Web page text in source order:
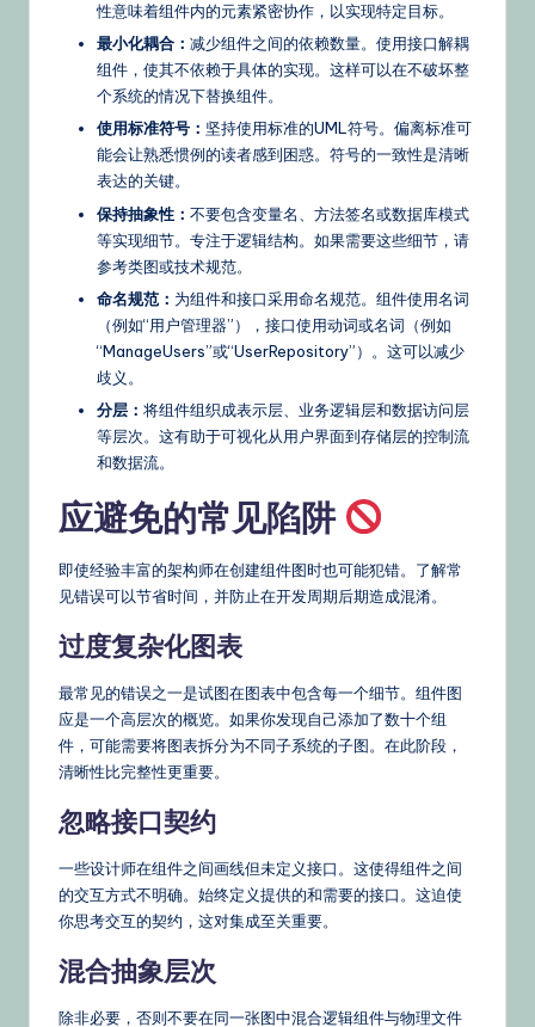
性意味着组件内的元素紧密协作，以实现特定目标。
最小化耦合： 减少组件之间的依赖数量。使用接口解耦
组件，使其不依赖于具体的实现。这样可以在不破坏整
个系统的情况下替换组件。
使用标准符号： 坚持使用标准的UML符号。偏离标准可
能会让熟悉惯例的读者感到困惑。符号的一致性是清晰
表达的关键。
保持抽象性： 不要包含变量名、方法签名或数据库模式
等实现细节。专注于逻辑结构。如果需要这些细节，请
参考类图或技术规范。
命名规范： 为组件和接口采用命名规范。组件使用名词
（例如“用户管理器”），接口使用动词或名词（例如
“ManageUsers”或“UserRepository”）。这可以减少
歧义。
分层： 将组件组织成表示层、业务逻辑层和数据访问层
等层次。这有助于可视化从用户界面到存储层的控制流
和数据流。
应避免的常见陷阱
即使经验丰富的架构师在创建组件图时也可能犯错。了解常
见错误可以节省时间，并防止在开发周期后期造成混淆。
过度复杂化图表
最常见的错误之一是试图在图表中包含每一个细节。组件图
应是一个高层次的概览。如果你发现自己添加了数十个组
件，可能需要将图表拆分为不同子系统的子图。在此阶段，
清晰性比完整性更重要。
忽略接口契约
一些设计师在组件之间画线但未定义接口。这使得组件之间
的交互方式不明确。始终定义提供的和需要的接口。这迫使
你思考交互的契约，这对集成至关重要。
混合抽象层次
除非必要，否则不要在同一张图中混合逻辑组件与物理文件